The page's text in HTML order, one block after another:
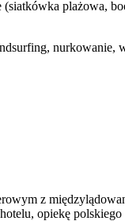
(siatkówka plażowa,
nurkowanie,
z
opiekę